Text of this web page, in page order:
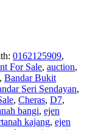
0162125909,
For Sale, auction,
, Bandar Bukit
Seri Sendayan,
, Cheras, D7,
bangi, ejen
kajang, ejen